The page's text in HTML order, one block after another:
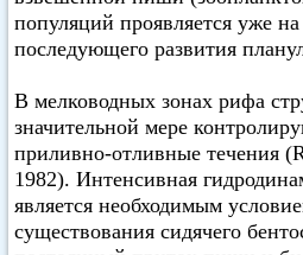
популяций проявляется уже
последующего развития
В мелководных зонах рифа
значительной мере
приливно-отливные течения
1982). Интенсивная
является необходимым
существования сидячего